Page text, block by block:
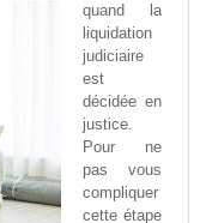
quand la
liquidation
judiciaire
est
décidée en
justice.
Pour ne
pas vous
compliquer
cette étape